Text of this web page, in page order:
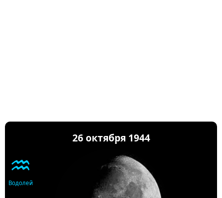
26 октября 1944
♒
Водолей